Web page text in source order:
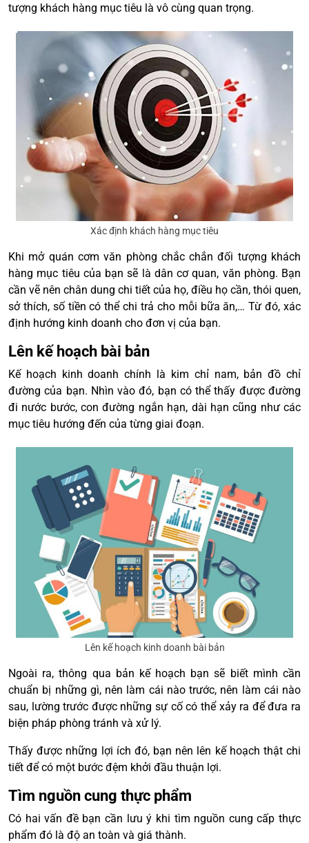
tượng khách hàng mục tiêu là vô cùng quan trọng.
Xác định khách hàng mục tiêu
Khi mở quán cơm văn phòng chắc chắn đối tượng khách
hàng mục tiêu của bạn sẽ là dân cơ quan, văn phòng. Bạn
cần vẽ nên chân dung chi tiết của họ, điều họ cần, thói quen,
sở thích, số tiền có thể chi trả cho mỗi bữa ăn,… Từ đó, xác
định hướng kinh doanh cho đơn vị của bạn.
Lên kế hoạch bài bản
Kế hoạch kinh doanh chính là kim chỉ nam, bản đồ chỉ
đường của bạn. Nhìn vào đó, bạn có thể thấy được đường
đi nước bước, con đường ngắn hạn, dài hạn cũng như các
mục tiêu hướng đến của từng giai đoạn.
Lên kế hoạch kinh doanh bài bản
Ngoài ra, thông qua bản kế hoạch bạn sẽ biết mình cần
chuẩn bị những gì, nên làm cái nào trước, nên làm cái nào
sau, lường trước được những sự cố có thể xảy ra để đưa ra
biện pháp phòng tránh và xử lý.
Thấy được những lợi ích đó, bạn nên lên kế hoạch thật chi
tiết để có một bước đệm khởi đầu thuận lợi.
Tìm nguồn cung thực phẩm
Có hai vấn đề bạn cần lưu ý khi tìm nguồn cung cấp thực
phẩm đó là độ an toàn và giá thành.